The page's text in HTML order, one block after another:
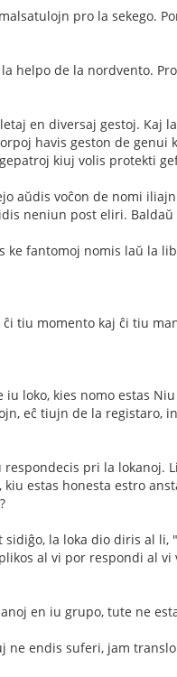
pro la sekego.
helpo de la nordvento.
en diversaj gestoj. Kaj
havis geston de
kiuj volis protekti
aŭdis voĉon de nomi
neniun post eliri. Baldaŭ
fantomoj nomis laŭ la
tiu momento kaj ĉi tiu
loko, kies nomo estas
eĉ tiujn de la registaro,
pri la lokanoj.
estas honesta estro
la loka dio diris al
al vi por respondi al
en iu grupo, tute ne
endis suferi, jam